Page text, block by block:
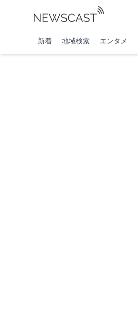
新着 地域検索 エンタメ